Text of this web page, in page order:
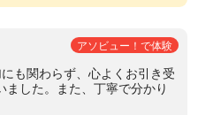
アソビュー！で体験
も関わらず、心よくお引き受
した。また、丁寧で分かり